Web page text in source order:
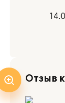
Отзыв